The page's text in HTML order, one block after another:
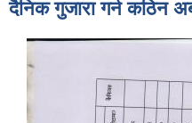
दैनिक गुजारा गर्न कठिन